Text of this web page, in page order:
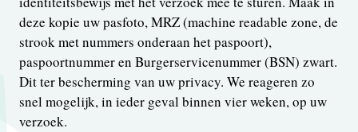
deze kopie uw pasfoto, MRZ (machine readable zone, de
strook met nummers onderaan het paspoort),
paspoortnummer en Burgerservicenummer (BSN) zwart.
Dit ter bescherming van uw privacy. We reageren zo
snel mogelijk, in ieder geval binnen vier weken, op uw
verzoek.